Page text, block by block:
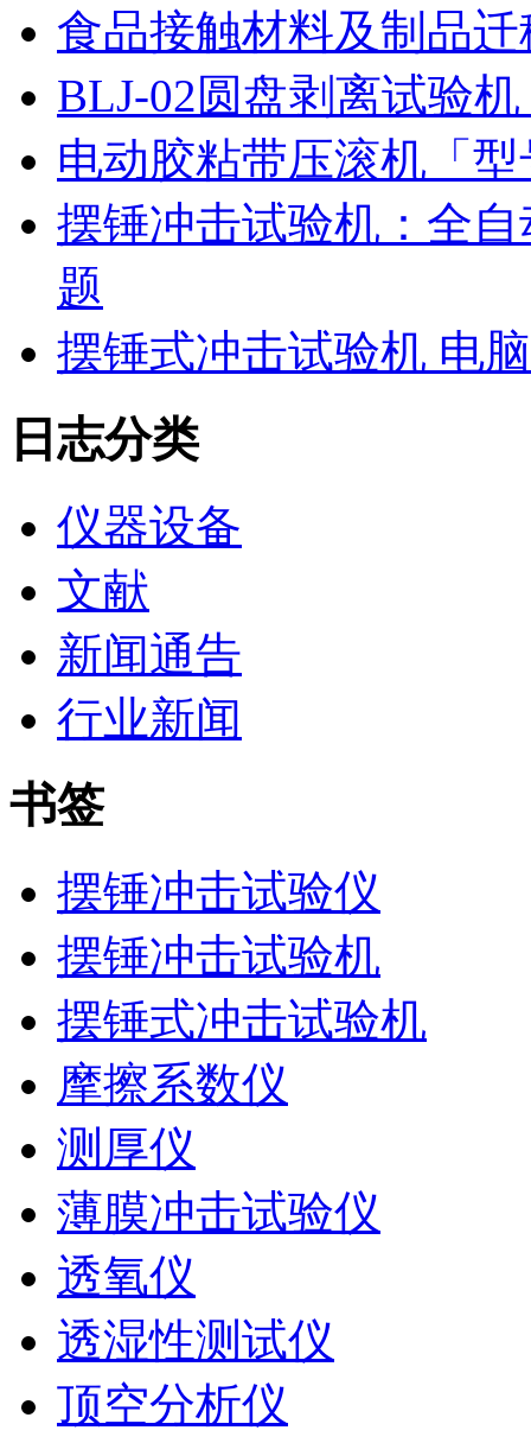
食品接触材料及制品
BLJ-02圆盘剥离试验
电动胶粘带压滚机「
摆锤冲击试验机：全
题
摆锤式冲击试验机 电
日志分类
仪器设备
文献
新闻通告
行业新闻
书签
摆锤冲击试验仪
摆锤冲击试验机
摆锤式冲击试验机
摩擦系数仪
测厚仪
薄膜冲击试验仪
透氧仪
透湿性测试仪
顶空分析仪